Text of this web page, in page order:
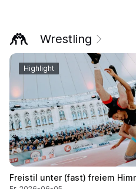
Wrestling
Highlight
Freistil unter (fast) freiem